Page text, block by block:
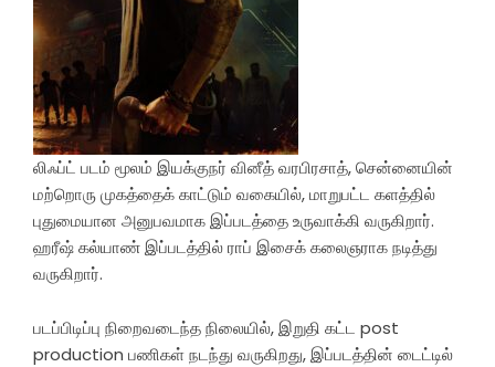
லிஃப்ட் படம் மூலம் இயக்குநர் வினீத் வரபிரசாத், சென்னையின்
மற்றொரு முகத்தைக் காட்டும் வகையில், மாறுபட்ட களத்தில்
புதுமையான அனுபவமாக இப்படத்தை உருவாக்கி வருகிறார்.
ஹரீஷ் கல்யாண் இப்படத்தில் ராப் இசைக் கலைஞராக நடித்து
வருகிறார்.
படப்பிடிப்பு நிறைவடைந்த நிலையில், இறுதி கட்ட post
production பணிகள் நடந்து வருகிறது, இப்படத்தின் டைட்டில்